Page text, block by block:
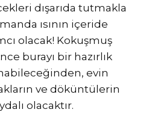
dışarıda tutmakla
ısının içeride
olacak! Kokuşmuş
burayı bir hazırlık
evin
ve döküntülerin
olacaktır.